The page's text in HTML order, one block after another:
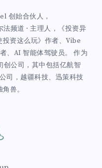
创始合伙人，
频道 · 主理人，《投资异
资这么玩》作者、Vibe
、AI 智能体驾驶员。 作为
创公司，其中包括亿航智
司，越疆科技、迅策科技
兽。